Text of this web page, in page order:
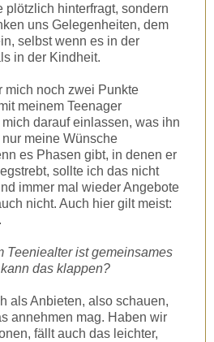
plötzlich hinterfragt, sondern
uns Gelegenheiten, dem
selbst wenn es in der
in der Kindheit.
mich noch zwei Punkte
meinem Teenager
darauf einlassen, was ihn
meine Wünsche
es Phasen gibt, in denen er
sollte ich das nicht
immer mal wieder Angebote
nicht. Auch hier gilt meist:
Teeniealter ist gemeinsames
das klappen?
als Anbieten, also schauen,
annehmen mag. Haben wir
fällt auch das leichter,